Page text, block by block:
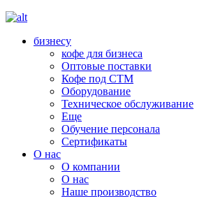
бизнесу
кофе для бизнеса
Оптовые поставки
Кофе под СТМ
Оборудование
Техническое обслуживание
Еще
Обучение персонала
Сертификаты
О нас
O компании
О нас
Наше производство